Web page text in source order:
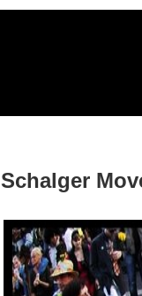
Schalger